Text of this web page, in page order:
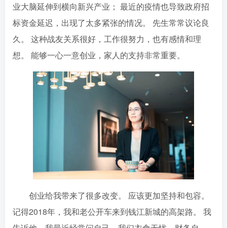
业大脑延伸到​​横向新兴产业； 最近的疫情也导致政府招
标资金延迟，出现了太多紧张的情况。 先生常常议论良
久。 这种战友关系很好，工作很努力，也有感情和理
想。 能够一心一意创业，家人的支持非常重要。
创业给我带来了很多改变。 应该更加坚持和包容。
记得2018年，我和老公开车来到钱江新城的高架路。 我